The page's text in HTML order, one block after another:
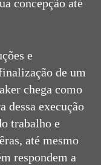
concepção até
e
de um
chega como
dessa execução
trabalho e
até mesmo
respondem a